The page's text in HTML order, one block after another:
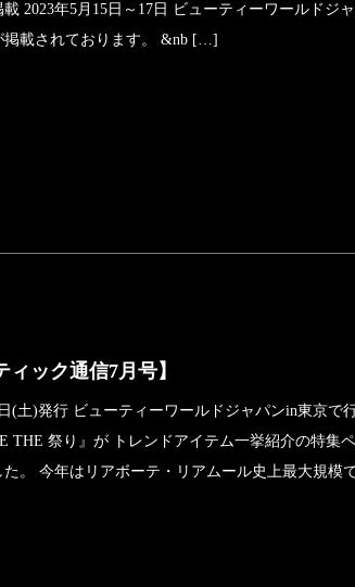
2023年5月15日～17日 ビューティーワールドジ
掲載されております。 &nb […]
ィック通信7月号】
(土)発行 ビューティーワールドジャパンin東京で
THE 祭り』が トレンドアイテム一挙紹介の特集
た。 今年はリアボーテ・リアムール史上最大規模